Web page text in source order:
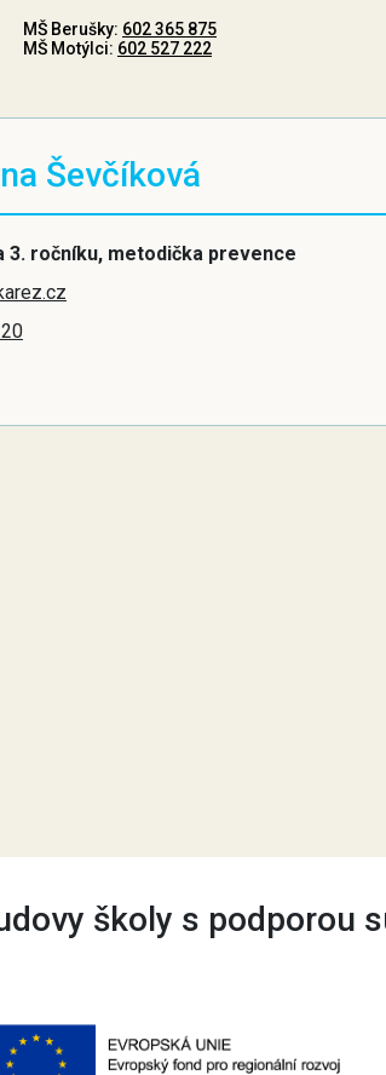
MŠ Berušky: 602 365 875
MŠ Motýlci: 602 527 222
Ševčíková
3. ročníku, metodička prevence
školy s podporou